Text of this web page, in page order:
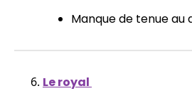
Manque de tenue au
Le royal